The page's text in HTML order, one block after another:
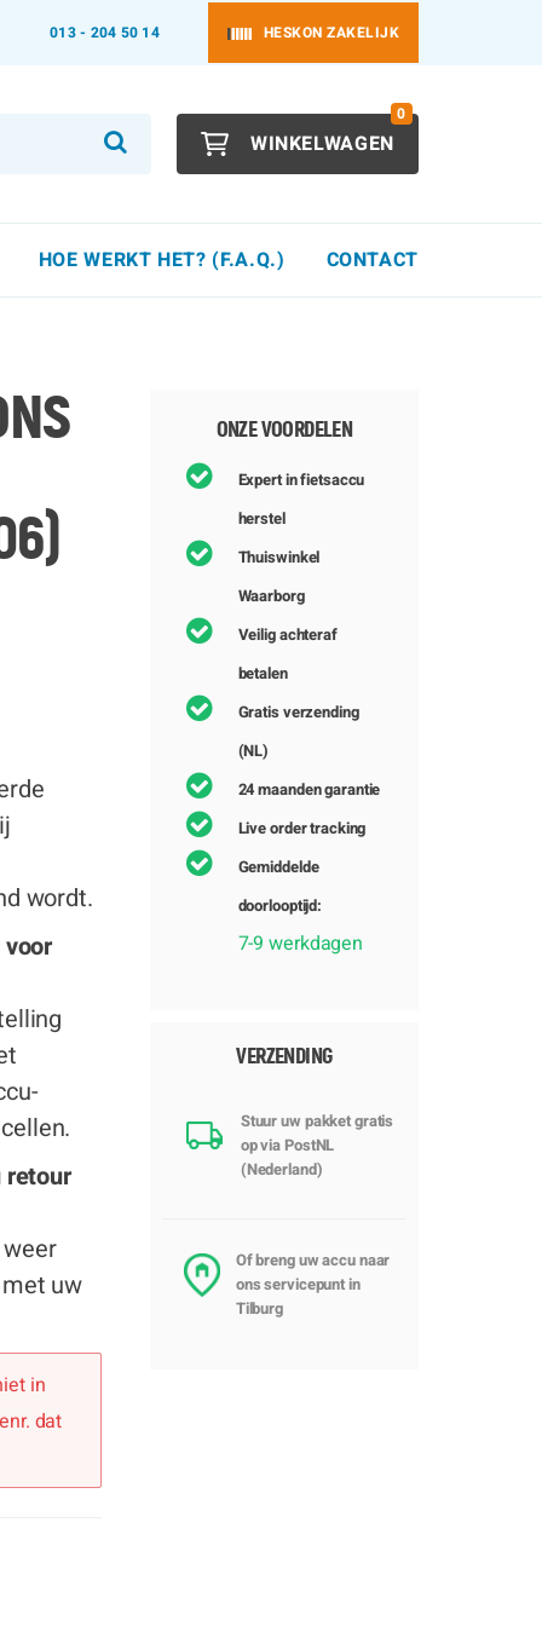
013 - 204 50 14 HESKON ZAKELIJK
WINKELWAGEN
0
HOE WERKT HET? (F.A.Q.) CONTACT
wordt.
retour
uw
in
dat
ONZE VOORDELEN
Expert in fietsaccu
herstel
Thuiswinkel
Waarborg
Veilig achteraf
betalen
Gratis verzending
(NL)
24 maanden garantie
Live order tracking
Gemiddelde
doorlooptijd:
7-9 werkdagen
VERZENDING
Stuur uw pakket gratis
op via PostNL
(Nederland)
Of breng uw accu naar
ons servicepunt in
Tilburg